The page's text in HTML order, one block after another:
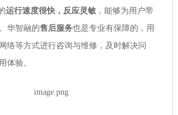
运行速度很快，反应灵敏，能够为用户带
华智融的售后服务也是专业有保障的，用
络等方式进行咨询与维修，及时解决问
体验。